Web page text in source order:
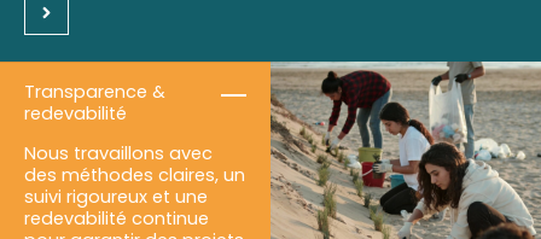
Transparence &
redevabilité
Nous travaillons avec
des méthodes claires, un
suivi rigoureux et une
redevabilité continue